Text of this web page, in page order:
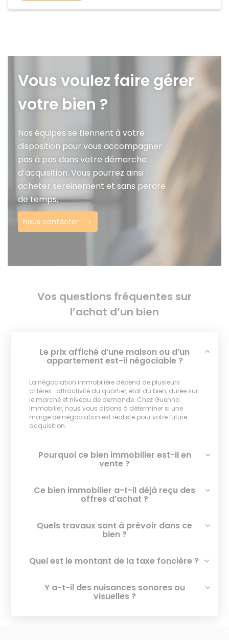
Vous voulez faire gérer
votre bien ?
Nos équipes se tiennent à votre
disposition pour vous accompagner
pas à pas dans votre démarche
d’acquisition. Vous pourrez ainsi
acheter sereinement et sans perdre
de temps.
Nous contacter
Vos questions fréquentes sur
l’achat d’un bien
Le prix affiché d’une maison ou d’un
appartement est-il négociable ?
La négociation immobilière dépend de plusieurs
critères : attractivité du quartier, état du bien, durée sur
le marché et niveau de demande. Chez Guenno
Immobilier, nous vous aidons à déterminer si une
marge de négociation est réaliste pour votre future
acquisition.
Pourquoi ce bien immobilier est-il en
vente ?
Ce bien immobilier a-t-il déjà reçu des
offres d’achat ?
Quels travaux sont à prévoir dans ce
bien ?
Quel est le montant de la taxe foncière ?
Y a-t-il des nuisances sonores ou
visuelles ?